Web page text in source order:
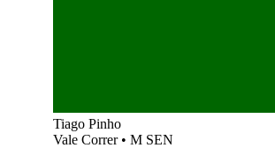
Tiago Pinho
Vale Correr • M SEN